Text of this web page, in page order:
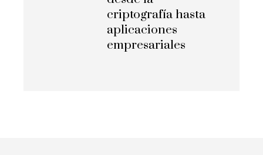
criptografía hasta
aplicaciones
empresariales